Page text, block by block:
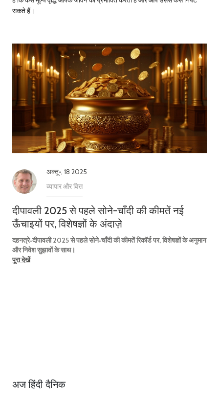
सकते हैं।
अक्तू॰, 18 2025
व्यापार और वित्त
दीपावली 2025 से पहले सोने-चाँदी की कीमतें नई
ऊँचाइयों पर, विशेषज्ञों के अंदाज़े
दहनत्रे‑दीपावली 2025 से पहले सोने‑चाँदी की कीमतें रिकॉर्ड पर, विशेषज्ञों के अनुमान
और निवेश सुझावों के साथ।
पूरा देखें
अज हिंदी दैनिक